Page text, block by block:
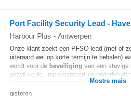
Port Facility Security Lead -
Harbour Plus - Antwerpen
Onze klant zoekt een PFSO-lead (met of
uiteraard wel op korte termijn te behalen)
wordt voor de beveiliging van een
ontwikkelde, implementeert en onderhoudt
Mostre mais
gisteren